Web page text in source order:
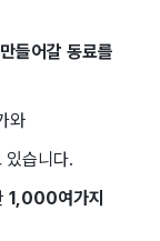
들어갈 동료를
와
있습니다.
​1,000여가지 ​